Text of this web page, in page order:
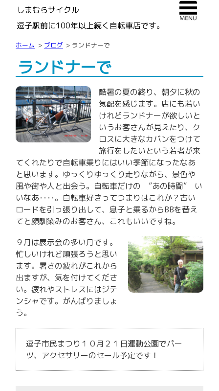
しまむらサイクル
逗子駅前に100年以上続く自転車店です。
ホーム ブログ ランドナーで
ランドナーで
酷暑の夏の終り、朝夕に秋の
気配を感じます。店にも若い
けれどランドナーが欲しいと
いうお客さんが見えたり、ク
ロスに大きなカバンをつけて
旅行をしたいという若者が来
てくれたりで自転車乗りにはいい季節になったなあ
と思います。ゆっくりゆっくり走りながら、景色や
風や街や人と出会う。自転車だけの ”あの時間” い
いなあ‥‥。自転車好きってつまりはこれか？古い
ロードを引っ張り出して、息子と乗るからBBを替え
てと顔馴染みのお客さん、これもいいですね。
９月は展示会の多い月です。
忙しいけれど頑張ろうと思い
ます。暑さの疲れがこれから
出ますが、気を付けてくださ
い。疲れやストレスにはジテ
ンシャです。がんばりましょ
う。
逗子市民まつり１０月２１日運動公園でパー
ツ、アクセサリーのセール予定です！